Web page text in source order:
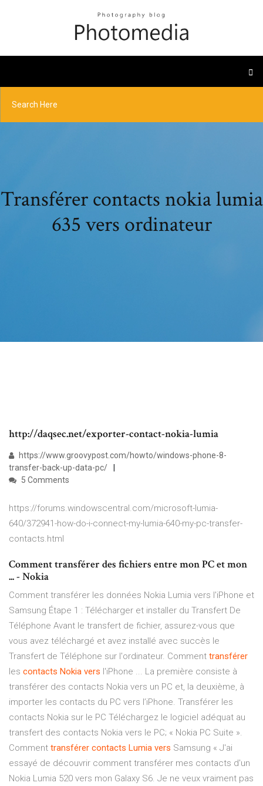
Transférer contacts nokia lumia
635 vers ordinateur
http://daqsec.net/exporter-contact-nokia-lumia
https://www.groovypost.com/howto/windows-phone-8-
transfer-back-up-data-pc/
5 Comments
https://forums.windowscentral.com/microsoft-lumia-
640/372941-how-do-i-connect-my-lumia-640-my-pc-transfer-
contacts.html
Comment transférer des fichiers entre mon PC et mon
... - Nokia
Comment transférer les données Nokia Lumia vers l'iPhone et
Samsung Étape 1 : Télécharger et installer du Transfert De
Téléphone Avant le transfert de fichier, assurez-vous que
vous avez téléchargé et avez installé avec succès le
Transfert de Téléphone sur l'ordinateur. Comment transférer
les contacts Nokia vers l'iPhone ... La première consiste à
transférer des contacts Nokia vers un PC et, la deuxième, à
importer les contacts du PC vers l’iPhone. Transférer les
contacts Nokia sur le PC Téléchargez le logiciel adéquat au
transfert des contacts Nokia vers le PC; « Nokia PC Suite ».
Comment transférer contacts Lumia vers Samsung « J'ai
essayé de découvrir comment transférer mes contacts d'un
Nokia Lumia 520 vers mon Galaxy S6. Je ne veux vraiment pas